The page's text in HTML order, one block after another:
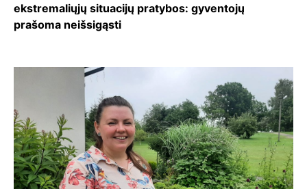
ekstremaliųjų situacijų pratybos: gyventojų
prašoma neišsigąsti